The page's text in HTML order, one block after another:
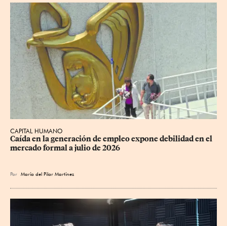
CAPITAL HUMANO
Caída en la generación de empleo expone debilidad en el
mercado formal a julio de 2026
Por María del Pilar Martínez